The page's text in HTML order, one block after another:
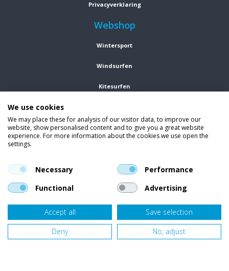
Privacyverklaring
Webshop
Wintersport
Windsurfen
Kitesurfen
Kleding
Vind ons op social media
En blijf op de hoogte van trends, aanbiedingen en kortingsacties.
Onze klanten beoordelen Van Bellen Wind & Snowgemiddeld met een
op basis van455beoordelingen.
We use cookies
We may place these for analysis of our visitor data, to improve our
website, show personalised content and to give you a great website
experience. For more information about the cookies we use open the
settings.
Necessary
Performance
Functional
Advertising
Accept all
Save selection
Deny
No, adjust